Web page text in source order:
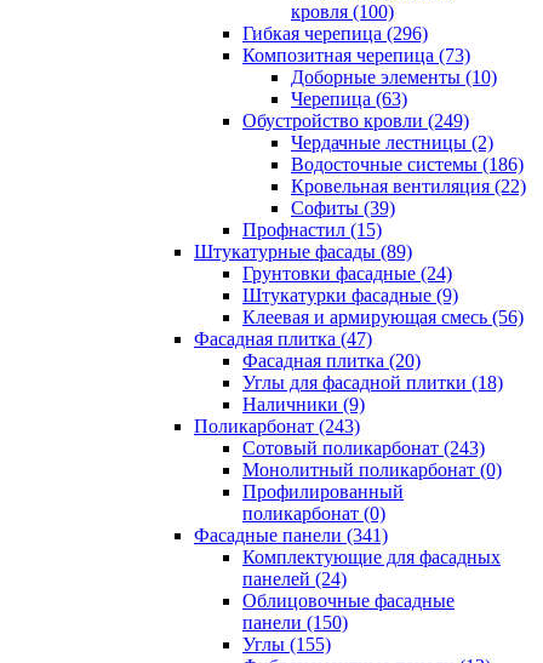
кровля (100)
Гибкая черепица (296)
Композитная черепица (73)
Доборные элементы (10)
Черепица (63)
Обустройство кровли (249)
Чердачные лестницы (2)
Водосточные системы (186)
Кровельная вентиляция (22)
Cофиты (39)
Профнастил (15)
Штукатурные фасады (89)
Грунтовки фасадные (24)
Штукатурки фасадные (9)
Клеевая и армирующая смесь (56)
Фасадная плитка (47)
Фасадная плитка (20)
Углы для фасадной плитки (18)
Наличники (9)
Поликарбонат (243)
Сотовый поликарбонат (243)
Монолитный поликарбонат (0)
Профилированный
поликарбонат (0)
Фасадные панели (341)
Комплектующие для фасадных
панелей (24)
Облицовочные фасадные
панели (150)
Углы (155)